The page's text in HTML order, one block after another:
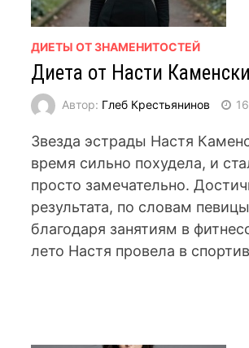
ДИЕТЫ ОТ ЗНАМЕНИТОСТЕЙ
Диета от Насти
Автор: Глеб Крестьянинов
Звезда эстрады Настя
время сильно похудела, и
просто замечательно.
результата, по словам
благодаря занятиям в
лето Настя провела в